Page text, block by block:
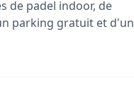
de padel indoor, de
parking gratuit et d'un